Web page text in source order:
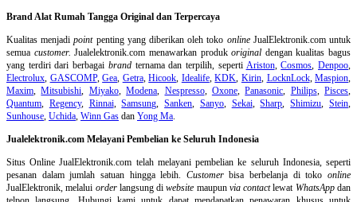
Brand Alat Rumah Tangga Original dan Terpercaya
Kualitas menjadipointpenting yang diberikan oleh toko onlineJualElektronik.com untuk
semua customer. Jualelektronik.com menawarkan produkoriginal dengan kualitas bagus
yang terdiri dari berbagai brandternama dan terpilih, seperti Ariston,Cosmos,Denpoo,
Electrolux, GASCOMP,Gea, Getra,Hicook, Idealife,KDK, Kirin, LocknLock,Maspion,
Maxim,Mitsubishi, Miyako,Modena, Nespresso, Oxone,Panasonic, Philips, Pisces,
Quantum, Regency, Rinnai,Samsung,Sanken, Sanyo, Sekai,Sharp,Shimizu,Stein,
Sunhouse, Uchida, Winn Gas dan Yong Ma.
Jualelektronik.com Melayani Pembelian ke Seluruh Indonesia
Situs Online JualElektronik.com telah melayani pembelian ke seluruh Indonesia, seperti
pesanan dalam jumlah satuan hingga lebih. Customerbisa berbelanja di tokoonline
JualElektronik, melalui orderlangsung diwebsite maupun via contactlewat WhatsAppdan